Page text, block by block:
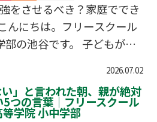
的な費用相場 文部科学省の
をさせるべき？家庭ででき
んにちは。フリースクール
の池谷です。 子どもが学
」についてです。 「せめて
ってほしい」「このまま勉
どうなってしまうの？」と
2026.07.02
い」と言われた朝、親が絶対
つの言葉｜フリースクール
学院 小中学部